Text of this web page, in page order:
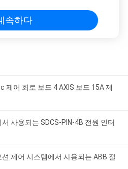
속하다
어 회로 보드 4 AXIS 보드 15A 제
사용되는 SDCS-PIN-4B 전원 인터
제어 시스템에서 사용되는 ABB 절